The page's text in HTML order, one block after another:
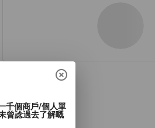
千個商戶/個人單
曾諗過去了解嘅